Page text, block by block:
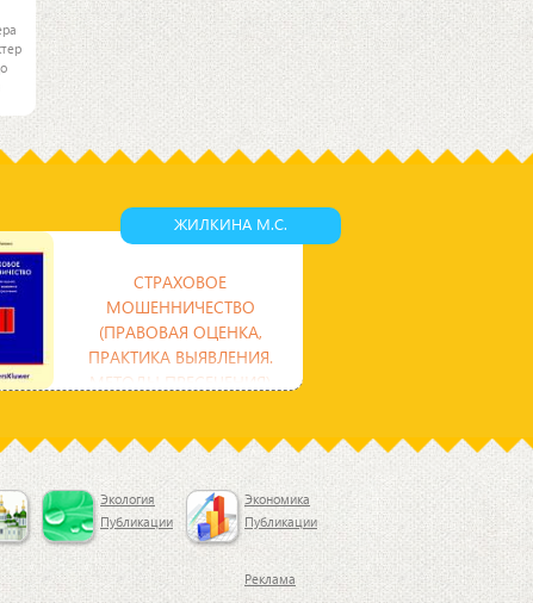
ЖИЛКИНА М.С.
СТРАХОВОЕ
МОШЕННИЧЕСТВО
(ПРАВОВАЯ ОЦЕНКА,
ПРАКТИКА ВЫЯВЛЕНИЯ.
МЕТОДЫ ПРЕСЕЧЕНИЯ)
мошенничества с сфере
страхования. Теоретический анализ
Экология
Публикации
Экономика
Публикации
Реклама